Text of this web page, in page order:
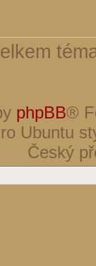
phpBB®
Ubuntu
Český